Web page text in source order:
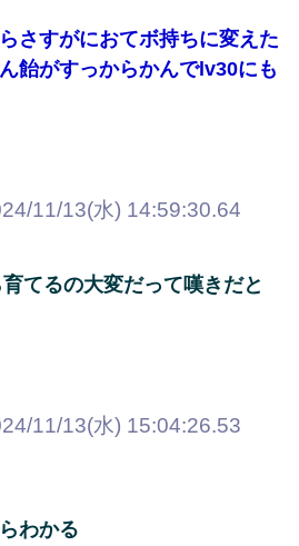
さすがにおてボ持ちに変えた
飴がすっからかんでlv30にも
11/13(水) 14:59:30.64
てるの大変だって嘆きだと
11/13(水) 15:04:26.53
わかる